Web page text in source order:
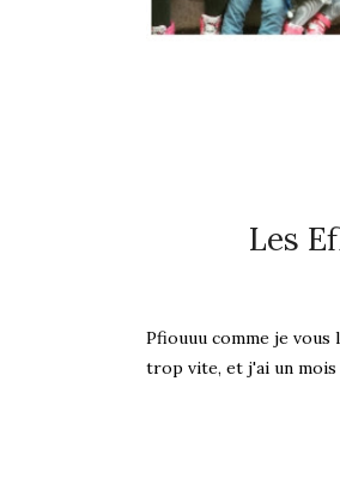
Les
Pfiouuu comme je
trop vite, et j'ai un mois